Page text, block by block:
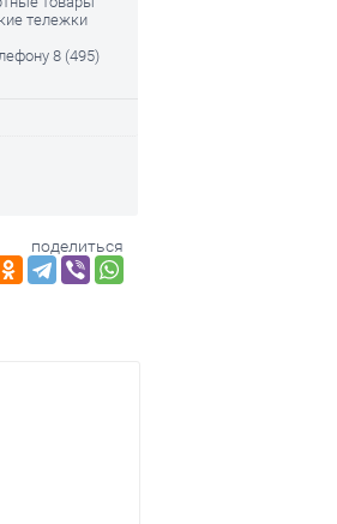
тележки
8 (495)
поделиться